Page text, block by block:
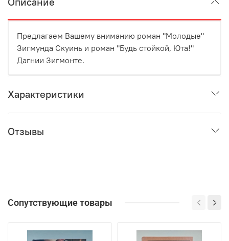
Предлагаем Вашему вниманию роман "Молодые"
Зигмунда Скуинь и роман "Будь стойкой, Юта!"
Дагнии Зигмонте.
Характеристики
Отзывы
Сопутствующие товары